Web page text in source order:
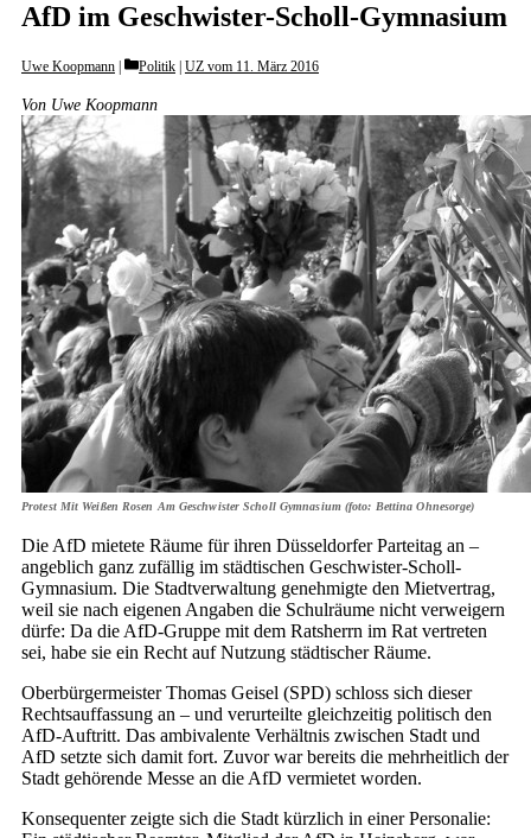
AfD im Geschwister-Scholl-Gymnasium
Uwe Koopmann Categories
Politik UZ vom 11. März 2016
Von Uwe Koopmann
Protest Mit Weißen Rosen Am Geschwister Scholl Gymnasium (foto: Bettina Ohnesorge)
Die AfD mietete Räume für ihren Düsseldorfer Parteitag an –
angeblich ganz zufällig im städtischen Geschwister-Scholl-
Gymnasium. Die Stadtverwaltung genehmigte den Mietvertrag,
weil sie nach eigenen Angaben die Schulräume nicht verweigern
dürfe: Da die AfD-Gruppe mit dem Ratsherrn im Rat vertreten
sei, habe sie ein Recht auf Nutzung städtischer Räume.
Oberbürgermeister Thomas Geisel (SPD) schloss sich dieser
Rechtsauffassung an – und verurteilte gleichzeitig politisch den
AfD-Auftritt. Das ambivalente Verhältnis zwischen Stadt und
AfD setzte sich damit fort. Zuvor war bereits die mehrheitlich der
Stadt gehörende Messe an die AfD vermietet worden.
Konsequenter zeigte sich die Stadt kürzlich in einer Personalie: